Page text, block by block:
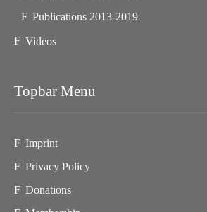
Publications 2013-2019
Videos
Topbar Menu
Imprint
Privacy Policy
Donations